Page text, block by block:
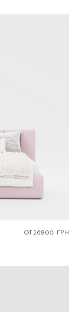
ОТ26800 ГРН